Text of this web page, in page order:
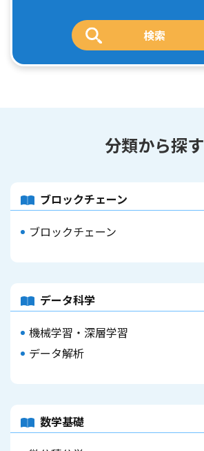
分類から探す
ブロックチェーン
ブロックチェーン
データ科学
機械学習・深層学習
データ解析
数学基礎